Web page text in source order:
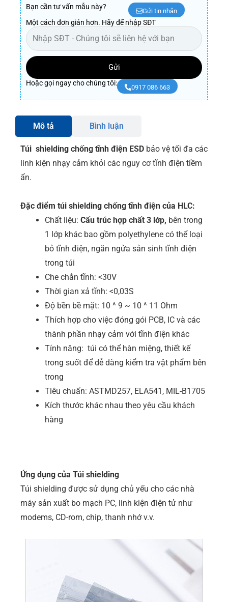
Bạn cần tư vấn mẫu này?
Gửi tin nhắn
Một cách đơn giản hơn. Hãy để nhập SĐT
Gửi
Hoặc gọi ngay cho chúng tôi:
0917 086 663
Mô tả Bình luận
Túi shielding chống tĩnh điện ESD bảo vệ tối đa các
linh kiện nhạy cảm khỏi các nguy cơ tĩnh điện tiềm
ẩn.
Đặc điểm túi shielding chống tĩnh điện của HLC:
Chất liệu: Cấu trúc hợp chất 3 lớp, bên trong
1 lớp khác bao gồm polyethylene có thể loại
bỏ tĩnh điện, ngăn ngửa sản sinh tĩnh điện
trong túi
Che chắn tĩnh: <30V
Thời gian xả tĩnh: <0,03S
Độ bền bề mặt: 10 ^ 9 ~ 10 ^ 11 Ohm
Thích hợp cho việc đóng gói PCB, IC và các
thành phần nhạy cảm với tĩnh điện khác
Tính năng: túi có thể hàn miệng, thiết kế
trong suốt để dễ dàng kiểm tra vật phẩm bên
trong
Tiêu chuẩn: ASTMD257, ELA541, MIL-B1705
Kích thước khác nhau theo yêu cầu khách
hàng
Ứng dụng của Túi shielding
Túi shielding được sử dụng chủ yếu cho các nhà
máy sản xuất bo mạch PC, linh kiện điện tử như
modems, CD-rom, chip, thanh nhớ v.v.